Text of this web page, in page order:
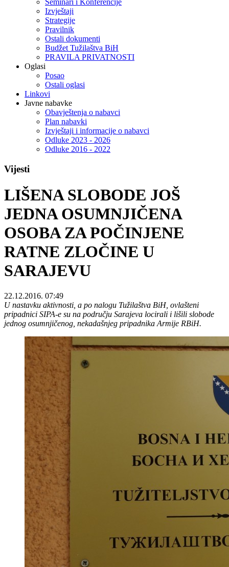
Seminari i Konferencije
Izvještaji
Strategije
Pravilnik
Ostali dokumenti
Budžet Tužilaštva BiH
PRAVILA PRIVATNOSTI
Oglasi
Posao
Ostali oglasi
Linkovi
Javne nabavke
Obavještenja o nabavci
Plan nabavki
Izvještaji i informacije o nabavci
Odluke 2023 - 2026
Odluke 2016 - 2022
Vijesti
LIŠENA SLOBODE JOŠ
JEDNA OSUMNJIČENA
OSOBA ZA POČINJENE
RATNE ZLOČINE U
SARAJEVU
22.12.2016. 07:49
U nastavku aktivnosti, a po nalogu Tužilaštva BiH, ovlašteni
pripadnici SIPA-e su na području Sarajeva locirali i lišili slobode
jednog osumnjičenog, nekadašnjeg pripadnika Armije RBiH.